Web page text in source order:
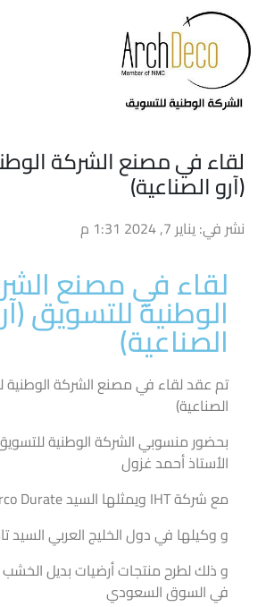
لقاء في مصنع الشركة
(آرو الصناعية)
نشر في: يناير 7, 2024 1:31 م
لقاء في مصنع
الوطنية للتسويق
الصناعية)
تم عقد لقاء في مصنع الشركة الوطنية
الصناعية)
بحضور منسوبي الشركة الوطنية
الأستاذ أحمد غزول
مع شركة IHT ويمثلها السيد Marco Durate
و وكيلها في دول الخليج العربي السيد
و ذلك لطرح منتجات أرضيات بديل
في السوق السعودي